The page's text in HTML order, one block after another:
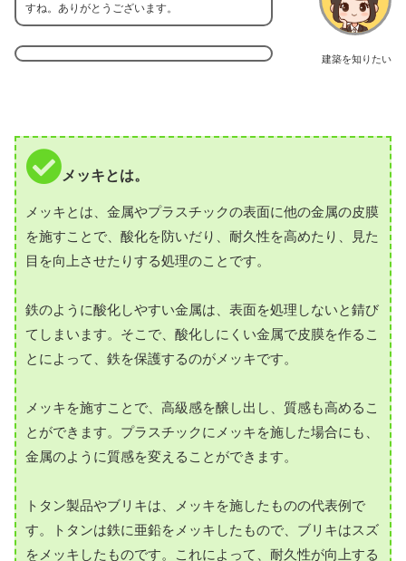
建築を知りたい
すね。ありがとうございます。
メッキとは。
メッキとは、金属やプラスチックの表面に他の金属の皮膜
を施すことで、酸化を防いだり、耐久性を高めたり、見た
目を向上させたりする処理のことです。
鉄のように酸化しやすい金属は、表面を処理しないと錆び
てしまいます。そこで、酸化しにくい金属で皮膜を作るこ
とによって、鉄を保護するのがメッキです。
メッキを施すことで、高級感を醸し出し、質感も高めるこ
とができます。プラスチックにメッキを施した場合にも、
金属のように質感を変えることができます。
トタン製品やブリキは、メッキを施したものの代表例で
す。トタンは鉄に亜鉛をメッキしたもので、ブリキはスズ
をメッキしたものです。これによって、耐久性が向上する